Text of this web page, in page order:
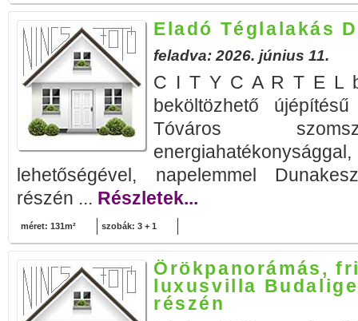
Eladó Téglalakás
feladva: 2026. június 11.
C I T Y C A R T E L
beköltözhető
Tóváros
lehetőségével, napelemmel
részén ... Részletek...
méret: 131m² szobák: 3 + 1
Örökpanorámás,
luxusvilla
részén